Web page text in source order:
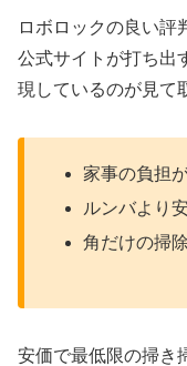
ロボロックの良い評
公式サイトが打ち出
現しているのが見て
家事の負担
ルンバより
角だけの掃
安価で最低限の掃き